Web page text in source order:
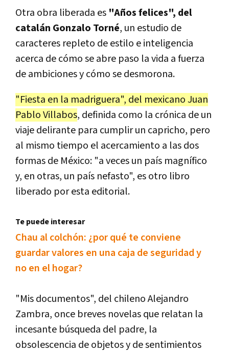
Otra obra liberada es "Años felices", del
catalán Gonzalo Torné, un estudio de
caracteres repleto de estilo e inteligencia
acerca de cómo se abre paso la vida a fuerza
de ambiciones y cómo se desmorona.
"Fiesta en la madriguera", del mexicano Juan
Pablo Villabos, definida como la crónica de un
viaje delirante para cumplir un capricho, pero
al mismo tiempo el acercamiento a las dos
formas de México: "a veces un país magnífico
y, en otras, un país nefasto", es otro libro
liberado por esta editorial.
Te puede interesar
Chau al colchón: ¿por qué te conviene
guardar valores en una caja de seguridad y
no en el hogar?
"Mis documentos", del chileno Alejandro
Zambra, once breves novelas que relatan la
incesante búsqueda del padre, la
obsolescencia de objetos y de sentimientos